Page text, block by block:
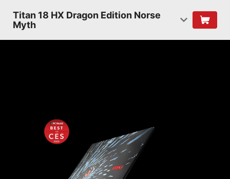
Titan 18 HX Dragon Edition Norse
Myth